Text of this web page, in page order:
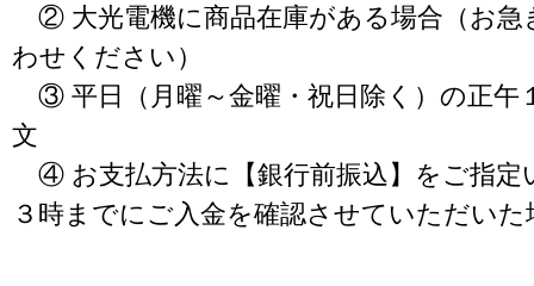
② 大光電機に商品在庫がある場合（お急
わせください）
③ 平日（月曜～金曜・祝日除く）の正午
文
④ お支払方法に【銀行前振込】をご指定
３時までにご入金を確認させていただいた